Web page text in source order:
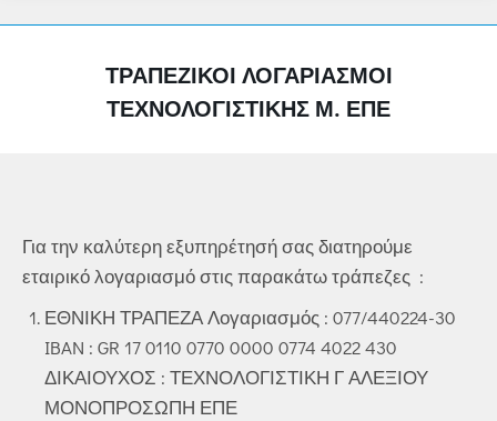
ΤΡΑΠΕΖΙΚΟΊ ΛΟΓΑΡΙΑΣΜΟΊ
ΤΕΧΝΟΛΟΓΙΣΤΙΚΉΣ Μ. ΕΠΕ
Για την καλύτερη εξυπηρέτησή σας διατηρούμε
εταιρικό λογαριασμό στις παρακάτω τράπεζες :
ΕΘΝΙΚΗ ΤΡΑΠΕΖΑ Λογαριασμός : 077/440224-30
IBAN : GR 17 0110 0770 0000 0774 4022 430
ΔΙΚΑΙΟΥΧΟΣ : ΤΕΧΝΟΛΟΓΙΣΤΙΚΗ Γ ΑΛΕΞΙΟΥ
ΜΟΝΟΠΡΟΣΩΠΗ ΕΠΕ